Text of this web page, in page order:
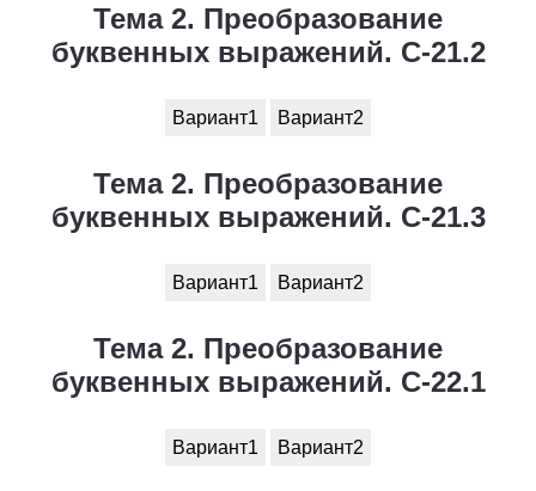
Тема 2. Преобразование
буквенных выражений. С-21.2
Вариант1 Вариант2
Тема 2. Преобразование
буквенных выражений. С-21.3
Вариант1 Вариант2
Тема 2. Преобразование
буквенных выражений. С-22.1
Вариант1 Вариант2